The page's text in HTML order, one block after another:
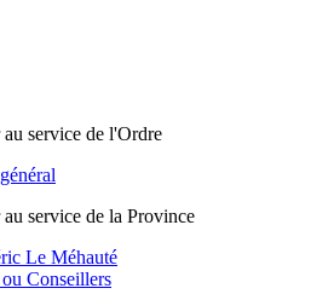
au service de l'Ordre
au service de la Province
Le Méhauté
Conseillers